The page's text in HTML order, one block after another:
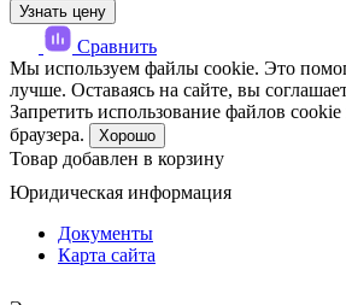
Узнать цену
Сравнить
Мы используем файлы cookie. Это
лучше. Оставаясь на сайте, вы
Запретить использование файлов
браузера.
Хорошо
Товар добавлен в корзину
Юридическая информация
Документы
Карта сайта